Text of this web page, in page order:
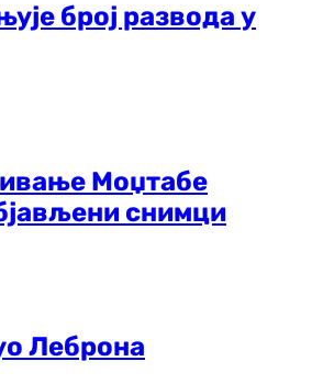
број развода у
Моџтабе
снимци
Леброна